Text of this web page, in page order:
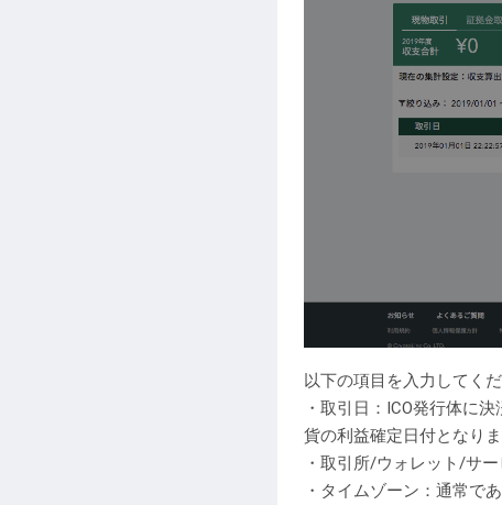
以下の項目を入力してくだ
・取引日：ICO発行体に
貨の利益確定日付となりま
・取引所/ウォレット/サ
・タイムゾーン：通常で